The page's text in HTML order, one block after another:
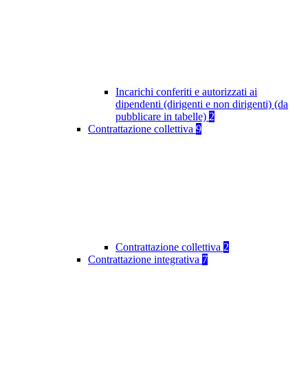
Incarichi conferiti e autorizzati ai
dipendenti (dirigenti e non dirigenti) (da
pubblicare in tabelle) 2
Contrattazione collettiva 9
Contrattazione collettiva 2
Contrattazione integrativa 7